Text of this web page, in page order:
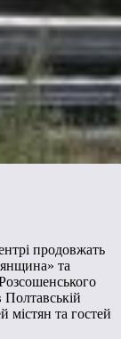
продовжать
та
містян та гостей